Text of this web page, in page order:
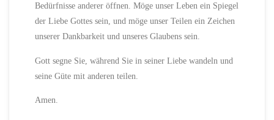
Bedürfnisse anderer öffnen. Möge unser Leben ein Spiegel
der Liebe Gottes sein, und möge unser Teilen ein Zeichen
unserer Dankbarkeit und unseres Glaubens sein.
Gott segne Sie, während Sie in seiner Liebe wandeln und
seine Güte mit anderen teilen.
Amen.